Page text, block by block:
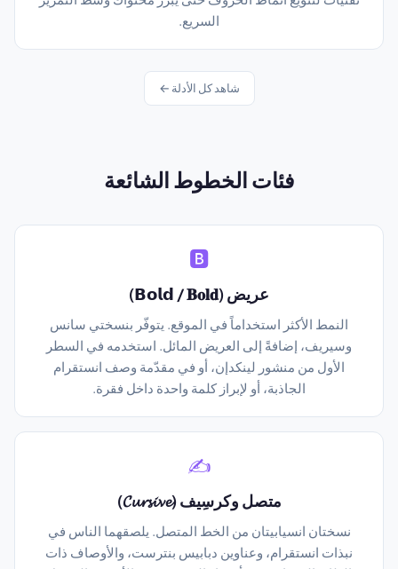
السريع.
شاهد كل الأدلة ←
فئات الخطوط الشائعة
🅱️
عريض (𝗕𝗼𝗹𝗱 / 𝐁𝐨𝐥𝐝)
النمط الأكثر استخداماً في الموقع. يتوفّر بنسختي سانس
وسيريف، إضافةً إلى العريض المائل. استخدمه في السطر
الأول من منشور لينكدإن، أو في مقدّمة وصف انستقرام
الجاذبة، أو لإبراز كلمة واحدة داخل فقرة.
✍️
متصل وكرسِيف (𝓒𝓾𝓻𝓼𝓲𝓿𝓮)
نسختان انسيابيتان من الخط المتصل. يلصقهما الناس في
نبذات انستقرام، وعناوين دبابيس بنترست، والأوصاف ذات